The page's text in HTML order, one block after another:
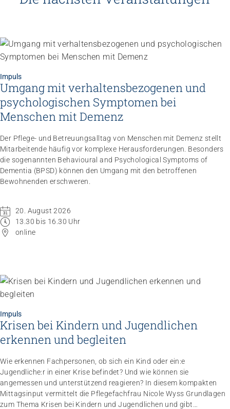
Impuls
Umgang mit verhaltensbezogenen und
psychologischen Symptomen bei Menschen mit
Demenz
20.08.2026 online
Impuls
Umgang mit verhaltensbezogenen und
psychologischen Symptomen bei
Menschen mit Demenz
Der Pflege- und Betreuungsalltag von Menschen mit Demenz stellt
Mitarbeitende häufig vor komplexe Herausforderungen. Besonders
die sogenannten Behavioural and Psychological Symptoms of
Dementia (BPSD) können den Umgang mit den betroffenen
Bewohnenden erschweren.
20. August 2026
13.30 bis 16.30 Uhr
online
Impuls
Krisen bei Kindern und Jugendlichen
erkennen und begleiten
Wie erkennen Fachpersonen, ob sich ein Kind oder ein:e
Jugendliche:r in einer Krise befindet? Und wie können sie
angemessen und unterstützend reagieren? In diesem kompakten
Mittagsinput vermittelt die Pflegefachfrau Nicole Wyss Grundlagen
zum Thema Krisen bei Kindern und Jugendlichen und gibt